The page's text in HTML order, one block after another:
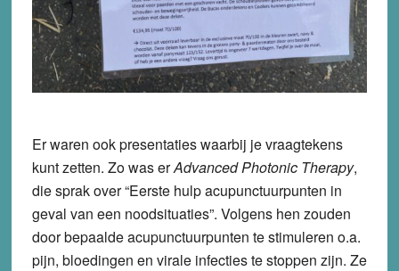
Er waren ook presentaties waarbij je vraagtekens
kunt zetten. Zo was erAdvanced Photonic Therapy,
die sprak over “Eerste hulp acupunctuurpunten in
geval van een noodsituaties”. Volgens hen zouden
door bepaalde acupunctuurpunten te stimuleren o.a.
pijn, bloedingen en virale infecties te stoppen zijn. Ze